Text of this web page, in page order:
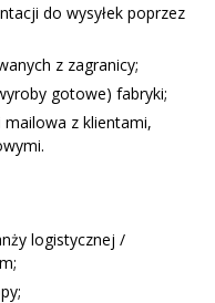
do wysyłek poprzez
z zagranicy;
gotowe) fabryki;
z klientami,
logistycznej /